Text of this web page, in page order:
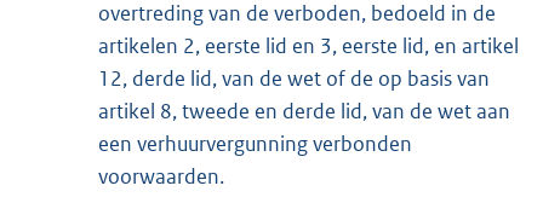
overtreding van de verboden, bedoeld in de
artikelen 2, eerste lid en 3, eerste lid, en artikel
12, derde lid, van de wet of de op basis van
artikel 8, tweede en derde lid, van de wet aan
een verhuurvergunning verbonden
voorwaarden.